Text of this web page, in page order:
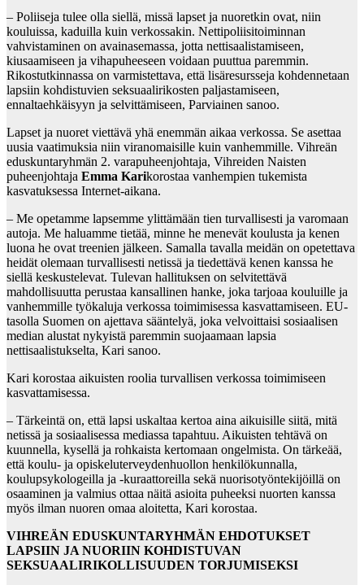
– Poliiseja tulee olla siellä, missä lapset ja nuoretkin ovat, niin
kouluissa, kaduilla kuin verkossakin. Nettipoliisitoiminnan
vahvistaminen on avainasemassa, jotta nettisaalistamiseen,
kiusaamiseen ja vihapuheeseen voidaan puuttua paremmin.
Rikostutkinnassa on varmistettava, että lisäresursseja kohdennetaan
lapsiin kohdistuvien seksuaalirikosten paljastamiseen,
ennaltaehkäisyyn ja selvittämiseen, Parviainen sanoo.
Lapset ja nuoret viettävä yhä enemmän aikaa verkossa. Se asettaa
uusia vaatimuksia niin viranomaisille kuin vanhemmille. Vihreän
eduskuntaryhmän 2. varapuheenjohtaja, Vihreiden Naisten
puheenjohtaja Emma Karikorostaa vanhempien tukemista
kasvatuksessa Internet-aikana.
– Me opetamme lapsemme ylittämään tien turvallisesti ja varomaan
autoja. Me haluamme tietää, minne he menevät koulusta ja kenen
luona he ovat treenien jälkeen. Samalla tavalla meidän on opetettava
heidät olemaan turvallisesti netissä ja tiedettävä kenen kanssa he
siellä keskustelevat. Tulevan hallituksen on selvitettävä
mahdollisuutta perustaa kansallinen hanke, joka tarjoaa kouluille ja
vanhemmille työkaluja verkossa toimimisessa kasvattamiseen. EU-
tasolla Suomen on ajettava sääntelyä, joka velvoittaisi sosiaalisen
median alustat nykyistä paremmin suojaamaan lapsia
nettisaalistukselta, Kari sanoo.
Kari korostaa aikuisten roolia turvallisen verkossa toimimiseen
kasvattamisessa.
– Tärkeintä on, että lapsi uskaltaa kertoa aina aikuisille siitä, mitä
netissä ja sosiaalisessa mediassa tapahtuu. Aikuisten tehtävä on
kuunnella, kysellä ja rohkaista kertomaan ongelmista. On tärkeää,
että koulu- ja opiskeluterveydenhuollon henkilökunnalla,
koulupsykologeilla ja -kuraattoreilla sekä nuorisotyöntekijöillä on
osaaminen ja valmius ottaa näitä asioita puheeksi nuorten kanssa
myös ilman nuoren omaa aloitetta, Kari korostaa.
VIHREÄN EDUSKUNTARYHMÄN EHDOTUKSET
LAPSIIN JA NUORIIN KOHDISTUVAN
SEKSUAALIRIKOLLISUUDEN TORJUMISEKSI